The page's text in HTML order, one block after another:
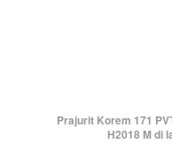
Prajurit Korem 171
H2018 M di